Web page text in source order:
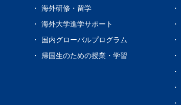
海外研修・留学
海外大学進学サポート
国内グローバルプログラム
帰国生のための授業・学習